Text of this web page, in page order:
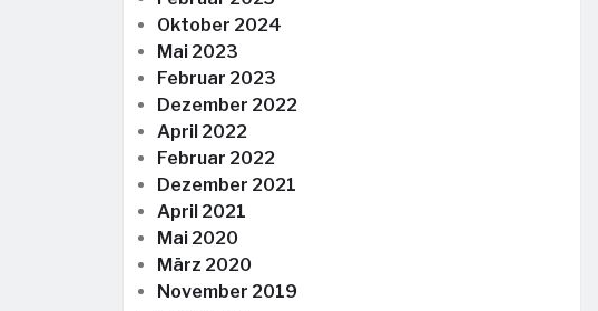
Oktober 2024
Mai 2023
Februar 2023
Dezember 2022
April 2022
Februar 2022
Dezember 2021
April 2021
Mai 2020
März 2020
November 2019